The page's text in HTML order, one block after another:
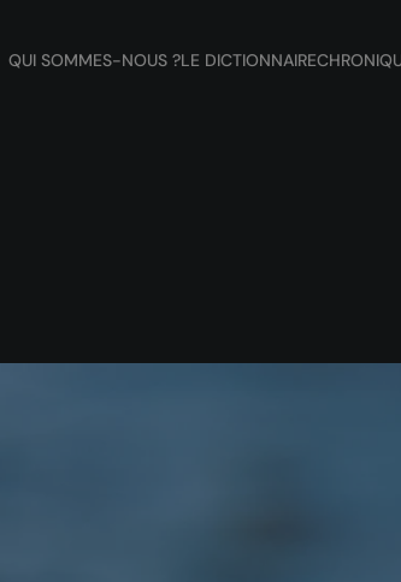
QUI SOMMES-NOUS ?LE DICTIONNAIRE